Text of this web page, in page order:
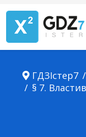
ГДЗІстер7
§ 7.